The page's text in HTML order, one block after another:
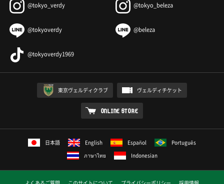
@tokyo_verdy @tokyo_beleza
@tokyoverdy @beleza
@tokyoverdy1969
東京ヴェルディクラブ ヴェルディチケット
ONLINE STORE
日本語 English Español
Português
ภาษาไทย
Indonesian